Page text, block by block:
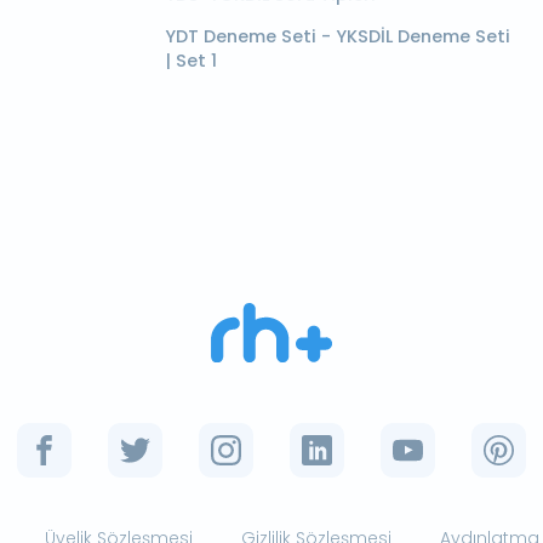
YDT Deneme Seti - YKSDİL Deneme Seti
| Set 1
Üyelik Sözleşmesi Gizlilik Sözleşmesi